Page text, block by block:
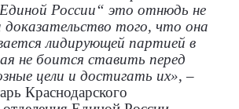
России“ это отнюдь не
доказательство того, что она
лидирующей партией в
не боится ставить перед
цели и достигать их», –
Краснодарского